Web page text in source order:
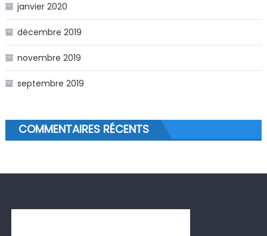
janvier 2020
décembre 2019
novembre 2019
septembre 2019
COMMENTAIRES RÉCENTS